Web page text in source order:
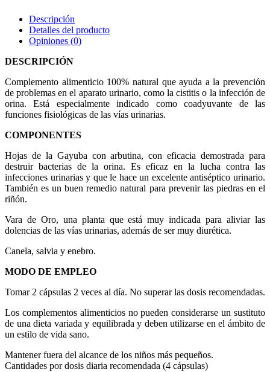
Descripción
Detalles del producto
Opiniones (0)
DESCRIPCIÓN
Complemento alimenticio 100% natural que ayuda a la prevención
de problemas en el aparato urinario, como la cistitis o la infección de
orina. Está especialmente indicado como coadyuvante de las
funciones fisiológicas de las vías urinarias.
COMPONENTES
Hojas de la Gayuba con arbutina, con eficacia demostrada para
destruir bacterias de la orina. Es eficaz en la lucha contra las
infecciones urinarias y que le hace un excelente antiséptico urinario.
También es un buen remedio natural para prevenir las piedras en el
riñón.
Vara de Oro, una planta que está muy indicada para aliviar las
dolencias de las vías urinarias, además de ser muy diurética.
Canela, salvia y enebro.
MODO DE EMPLEO
Tomar 2 cápsulas 2 veces al día. No superar las dosis recomendadas.
Los complementos alimenticios no pueden considerarse un sustituto
de una dieta variada y equilibrada y deben utilizarse en el ámbito de
un estilo de vida sano.
Mantener fuera del alcance de los niños más pequeños.
Cantidades por dosis diaria recomendada (4 cápsulas)